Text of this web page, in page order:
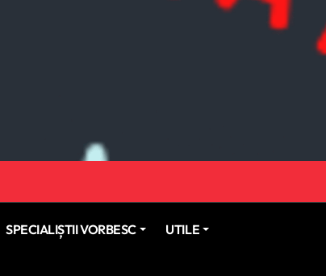
SPECIALIȘTII VORBESC UTILE